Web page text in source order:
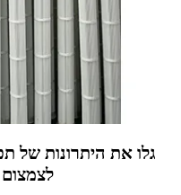
גלו את היתרונות של